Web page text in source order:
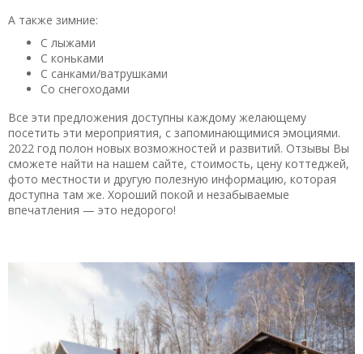
неудобство, не на всей территории устойчивая сотовая
связь, хотя для кого-то это будет преимуществом.
Полезный отзыв? Да(0) Нет
А также зимние:
С лыжами
С коньками
С санками/ватрушками
Со снегоходами
Все эти предложения доступны каждому желающему
посетить эти мероприятия, с запоминающимися эмоциями.
2022 год полон новых возможностей и развитий. Отзывы Вы
сможете найти на нашем сайте, стоимость, цену коттеджей,
фото местности и другую полезную информацию, которая
доступна там же. Хороший покой и незабываемые
впечатления — это недорого!